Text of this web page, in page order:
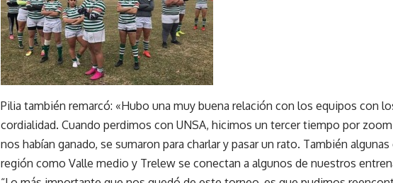
Pilia también remarcó: «Hubo una muy buena relación con los equipos con
cordialidad. Cuando perdimos con UNSA, hicimos un tercer tiempo por
nos habían ganado, se sumaron para charlar y pasar un rato. También
región como Valle medio y Trelew se conectan a algunos de nuestros